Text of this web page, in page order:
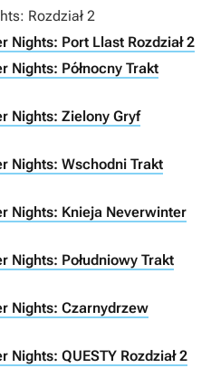
Rozdział 2
Nights: Port Llast Rozdział 2
Nights: Północny Trakt
Nights: Zielony Gryf
Nights: Wschodni Trakt
Nights: Knieja Neverwinter
Nights: Południowy Trakt
Nights: Czarnydrzew
Nights: QUESTY Rozdział 2